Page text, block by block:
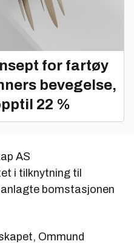
for fartøy
bevegelse,
22 %
AS
i tilknytning til
bomstasjonen
Ommund